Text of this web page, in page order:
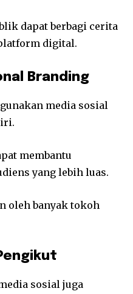
dapat berbagi cerita
digital.
Branding
media sosial
membantu
yang lebih luas.
oleh banyak tokoh
sosial juga